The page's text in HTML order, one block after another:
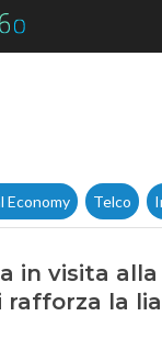
I reali di
Economy Telco
in visita
rafforza la